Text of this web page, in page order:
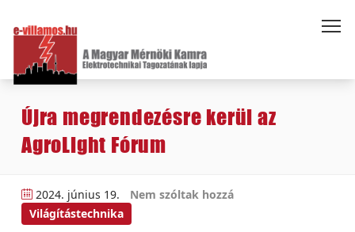
Újra megrendezésre kerül az
AgroLight Fórum
2024. június 19.
Nem szóltak hozzá
Világítástechnika